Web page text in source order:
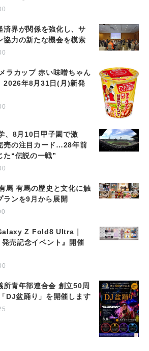
済界が関係を強化し、サ
協力の新たな機会を模索
ラカップ 赤い味噌ちゃん
2026年8月31日(月)新発
、8月10日甲子園で激
の注目カード…28年前
た“伝説の一戦”
馬 有馬の歴史と文化に触
ランを9月から展開
Z Fold8 Ultra｜
売記念イベント』開催
所青年部連合会 創立50周
DJ盆踊り」を開催します